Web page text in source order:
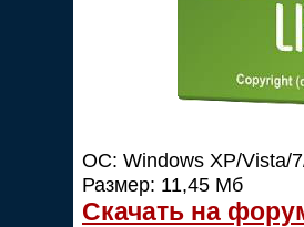
ОС: Windows XP/Vista/
Размер: 11,45 Мб
Скачать на